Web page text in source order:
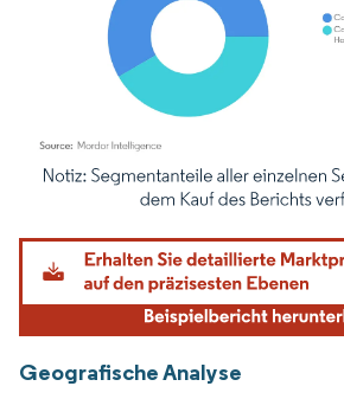
Bild © Mordor Intelligence. Wiederverwendung
Geografische Analyse